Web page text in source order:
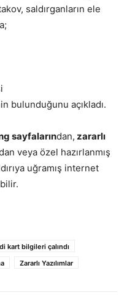
saldırganların ele
bulunduğunu açıkladı.
sayfalarından, zararlı
veya özel hazırlanmış
uğramış internet
kart bilgileri çalındı
Zararlı Yazılımlar